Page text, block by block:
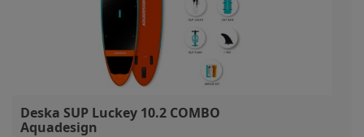
Deska SUP Luckey 10.2 COMBO
Aquadesign